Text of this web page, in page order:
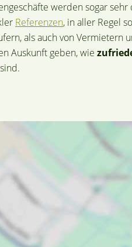
werden sogar
Referenzen, in aller Regel
als auch von Vermietern
Auskunft geben, wie